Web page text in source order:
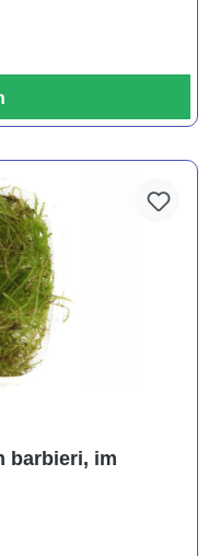
barbieri, im